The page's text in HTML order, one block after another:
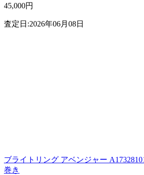
45,000円
査定日:2026年06月08日
ブライトリング アベンジャー
巻き